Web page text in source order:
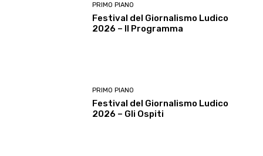
PRIMO PIANO
Festival del Giornalismo Ludico
2026 – Il Programma
PRIMO PIANO
Festival del Giornalismo Ludico
2026 – Gli Ospiti